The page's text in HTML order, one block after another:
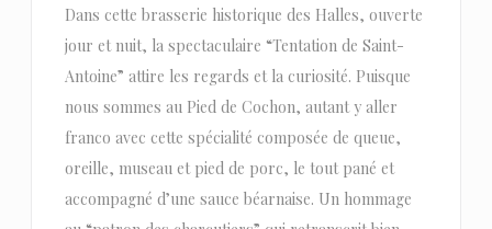
Dans cette brasserie historique des Halles, ouverte
jour et nuit, la spectaculaire “Tentation de Saint-
Antoine” attire les regards et la curiosité. Puisque
nous sommes au Pied de Cochon, autant y aller
franco avec cette spécialité composée de queue,
oreille, museau et pied de porc, le tout pané et
accompagné d’une sauce béarnaise. Un hommage